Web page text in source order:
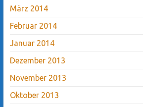
März 2014
Februar 2014
Januar 2014
Dezember 2013
November 2013
Oktober 2013